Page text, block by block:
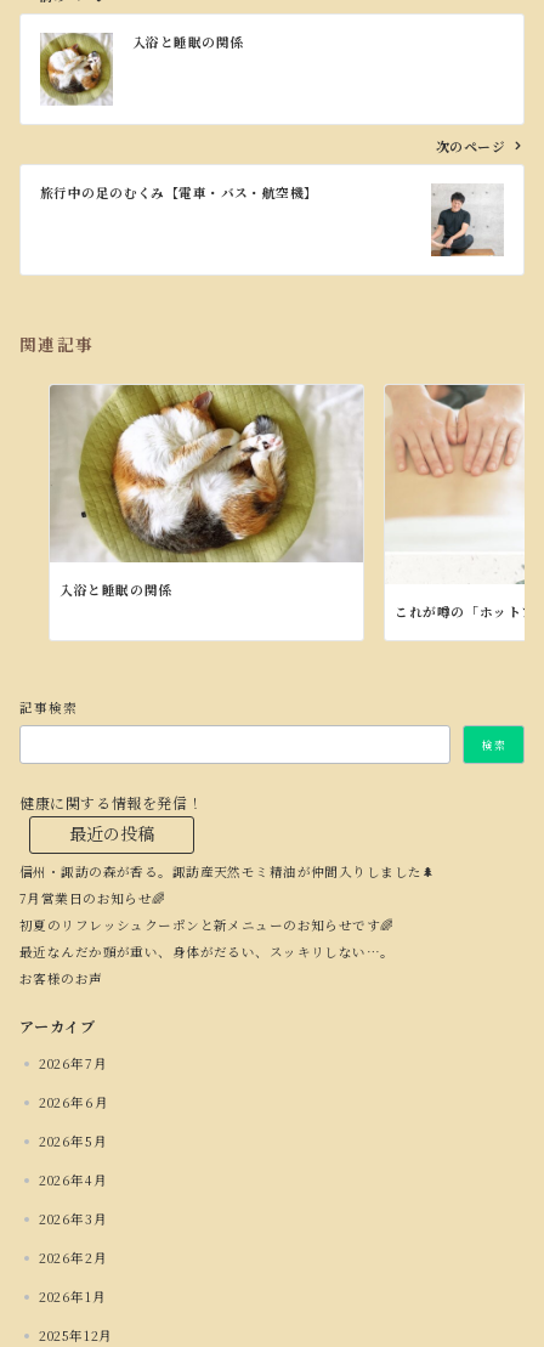
投
ゲ
シ
入浴と睡眠の関係
次のページ
旅行中の足のむくみ【電車・バス・航空機】
関連記事
入浴と睡眠の関係
これが噂の「ホットフ
記事検索
検索
健康に関する情報を発信！
最近の投稿
信州・諏訪の森が香る。諏訪産天然モミ精油が仲間入りしました🌲
7月営業日のお知らせ🌈
初夏のリフレッシュクーポンと新メニューのお知らせです🌈
最近なんだか頭が重い、身体がだるい、スッキリしない…。
お客様のお声
アーカイブ
2026年7月
2026年6月
2026年5月
2026年4月
2026年3月
2026年2月
2026年1月
2025年12月